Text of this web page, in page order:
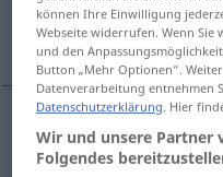
impresionant
impresionant
können Ihre Einwilligung
Webseite widerrufen. Wenn
und den
Button „Mehr Optionen“.
Datenverarbeitung entnehmen
Datenschutzerklärung. Hier
Wir und unsere Partner
Folgendes